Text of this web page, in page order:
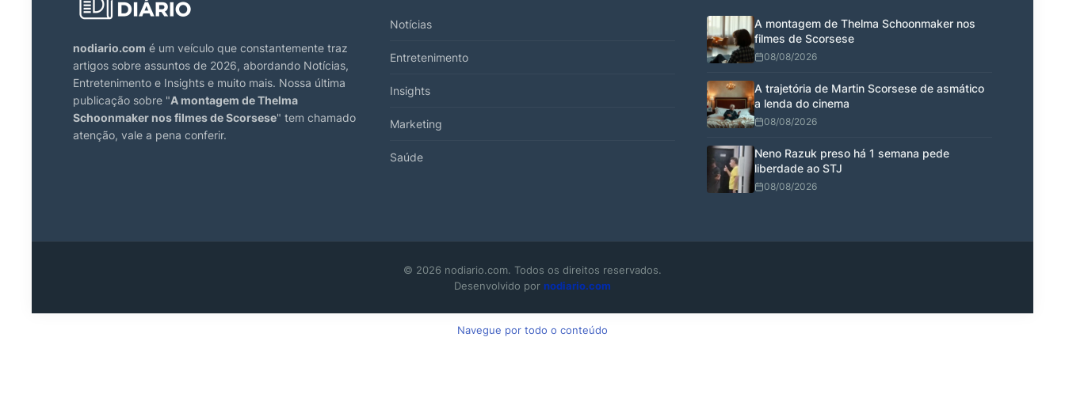
nodiario.com é um veículo que constantemente traz
artigos sobre assuntos de 2026, abordando Notícias,
Entretenimento e Insights e muito mais. Nossa última
publicação sobre "A montagem de Thelma
Schoonmaker nos filmes de Scorsese" tem chamado
atenção, vale a pena conferir.
Notícias
Entretenimento
Insights
Marketing
Saúde
A montagem de Thelma Schoonmaker nos
filmes de Scorsese
08/08/2026
A trajetória de Martin Scorsese de asmático
a lenda do cinema
08/08/2026
Neno Razuk preso há 1 semana pede
liberdade ao STJ
08/08/2026
© 2026 nodiario.com. Todos os direitos reservados.
Desenvolvido por nodiario.com
Navegue por todo o conteúdo